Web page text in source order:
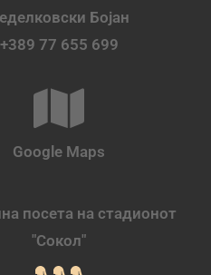
Бојан
+389 77 655 699
Google Maps
посета на стадионот
"Сокол"